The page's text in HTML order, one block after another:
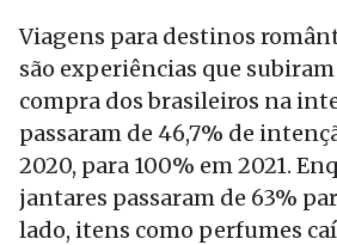
Viagens para destinos
são experiências que
compra dos brasileiros na
passaram de 46,7% de
2020, para 100% em 2021.
jantares passaram de 63%
lado, itens como perfumes